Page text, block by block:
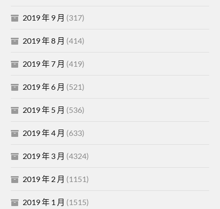
2019 年 9 月 (317)
2019 年 8 月 (414)
2019 年 7 月 (419)
2019 年 6 月 (521)
2019 年 5 月 (536)
2019 年 4 月 (633)
2019 年 3 月 (4324)
2019 年 2 月 (1151)
2019 年 1 月 (1515)